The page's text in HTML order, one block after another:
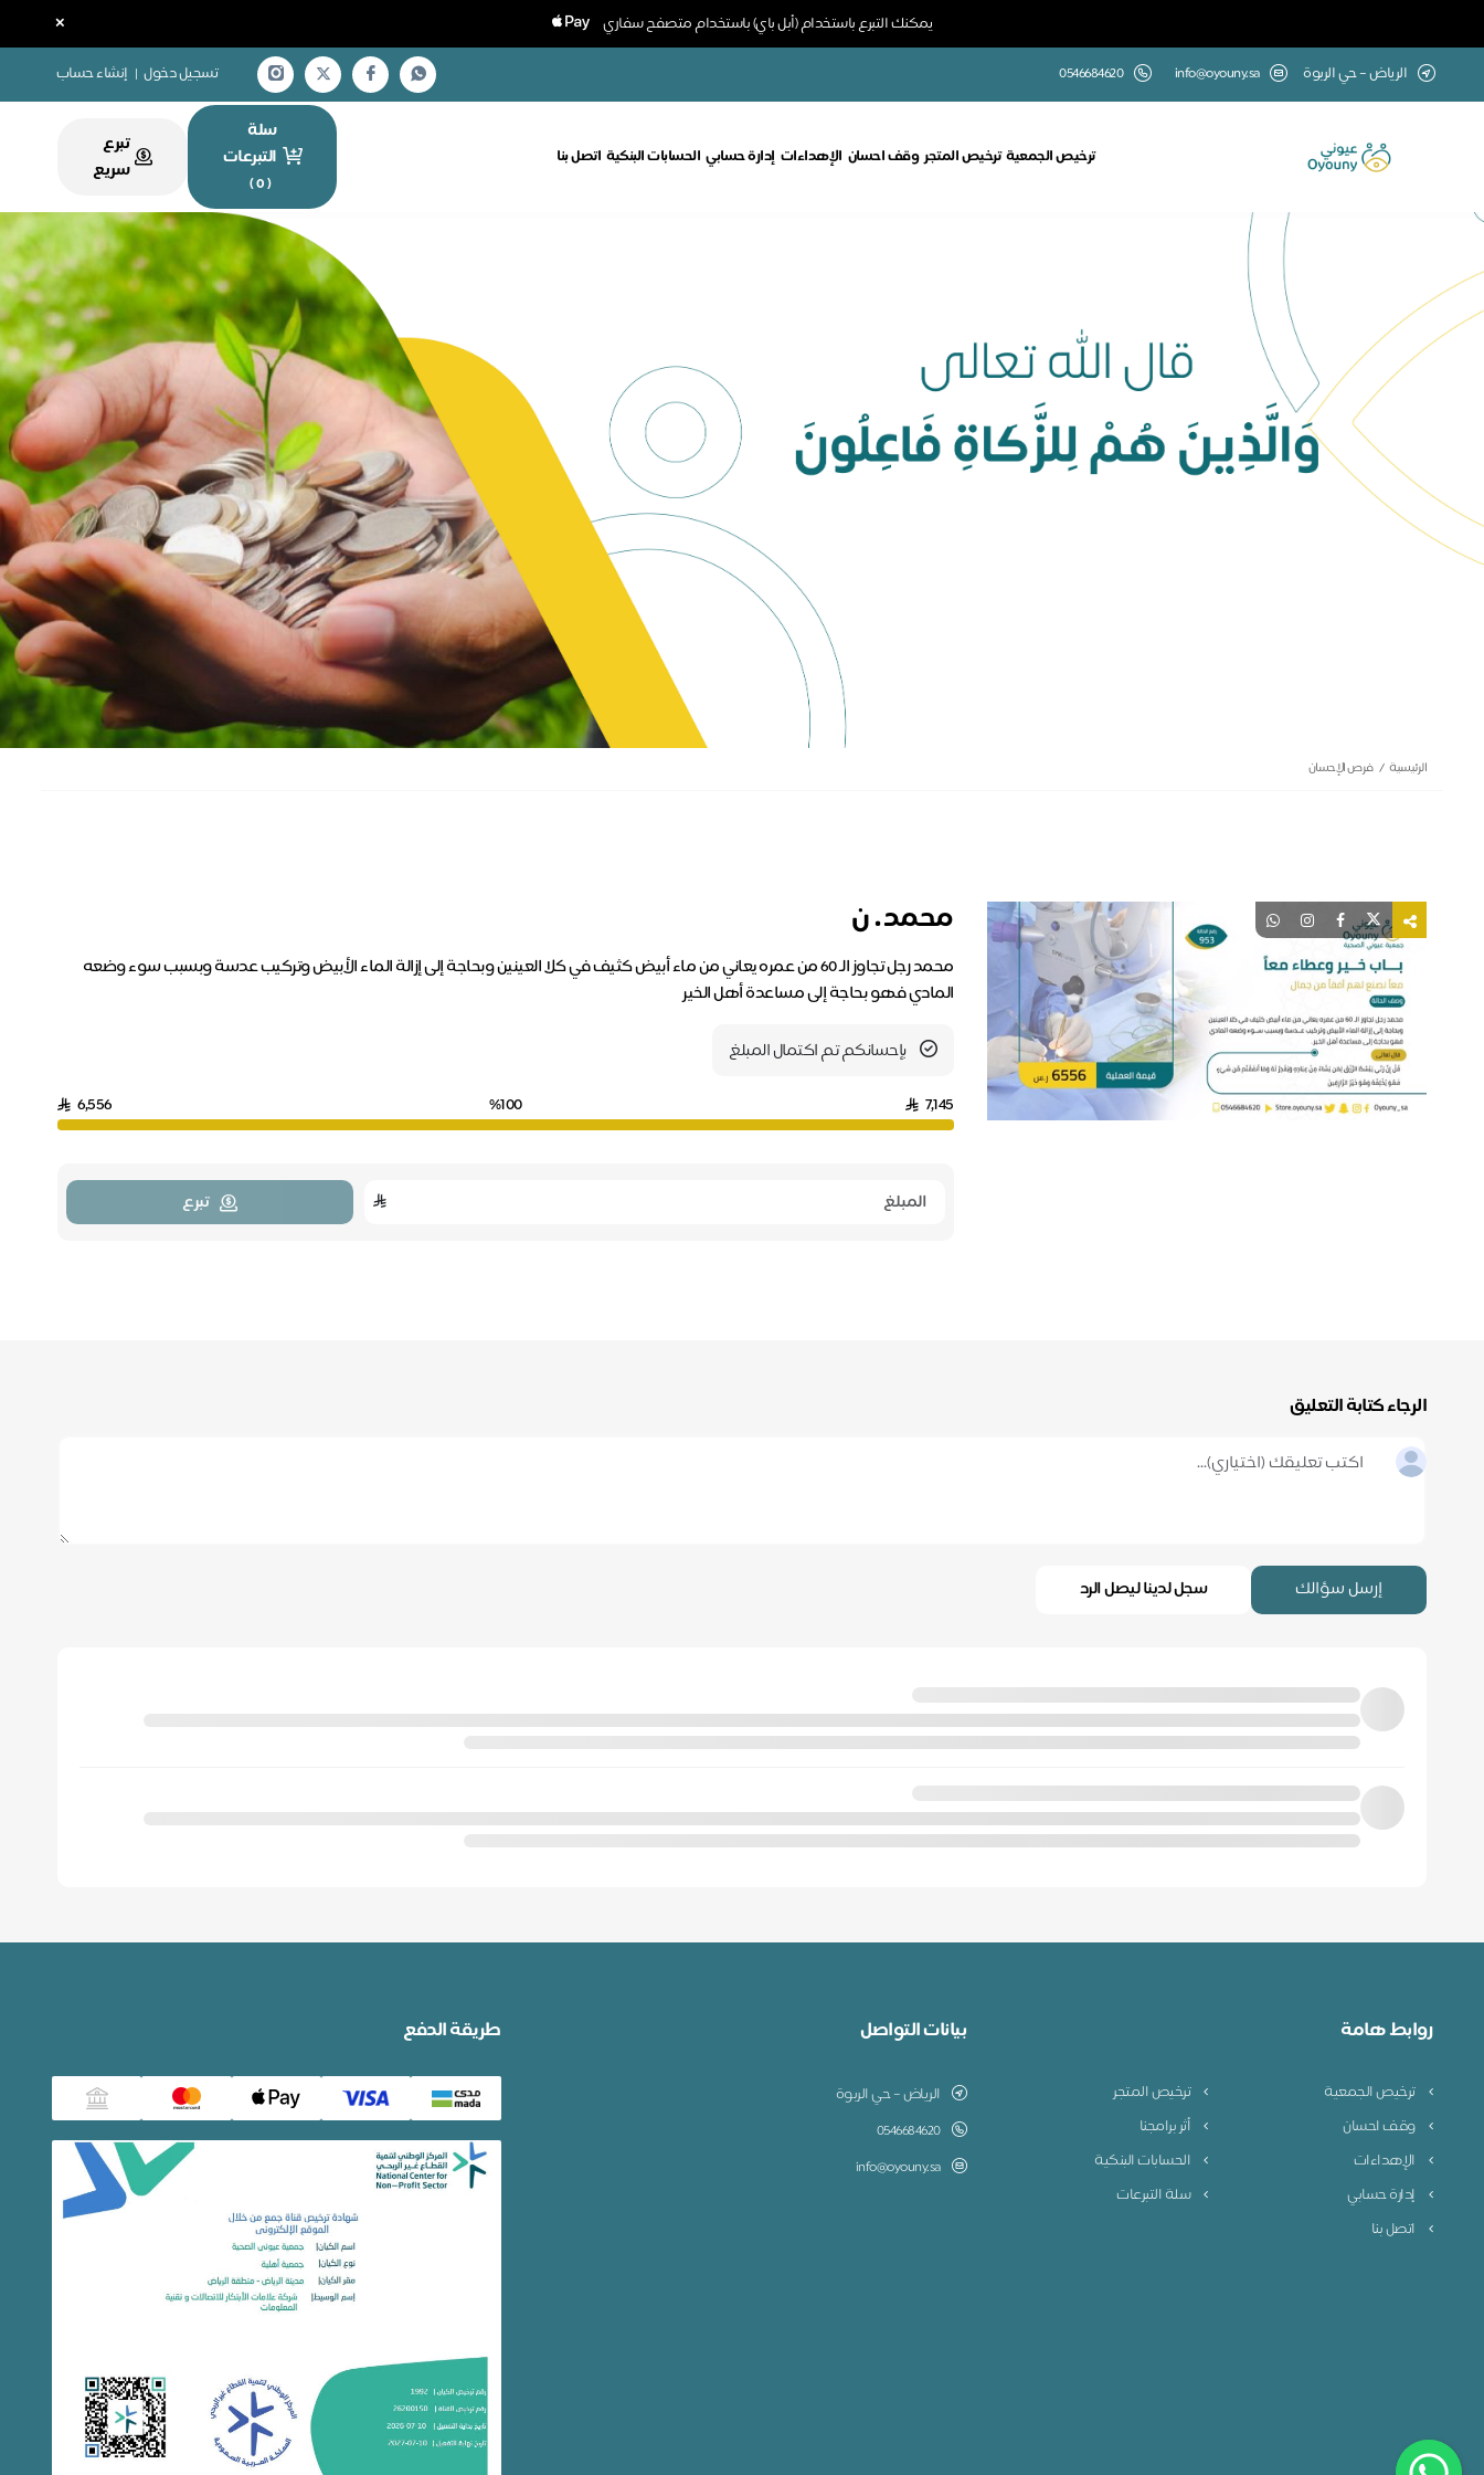
يمكنك التبرع باستخدام (أبل باي) باستخدام متصفح سفاري ×
الرياض – حي الربوة info@oyouny.sa
0546684620 تسجيل دخول | إنشاء حساب
ترخيص الجمعية ترخيص المتجر وقف احسان الإهداءات إدارة حسابي الحسابات البنكية اتصل بنا
سلة
التبرعات
(
0
)
تبرع
سريع
الرئيسية فرص الإحسان
محمد . ن
محمد رجل تجاوز الـ 60 من عمره يعاني من ماء أبيض كثيف في كلا العينين وبحاجة إلى إزالة الماء الأبيض وتركيب عدسة وبسبب سوء وضعه
المادي فهو بحاجة إلى مساعدة أهل الخير
بإحسانكم تم اكتمال المبلغ
7,145
%100
6,556
تبرع
الرجاء كتابة التعليق
إرسل سؤالك سجل لدينا ليصل الرد
روابط هامة
ترخيص الجمعية
ترخيص المتجر
وقف احسان
أثر برامجنا
الإهداءات
الحسابات البنكية
إدارة حسابي
سلة التبرعات
اتصل بنا
بيانات التواصل
الرياض – حي الربوة
0546684620
info@oyouny.sa
طريقة الدفع